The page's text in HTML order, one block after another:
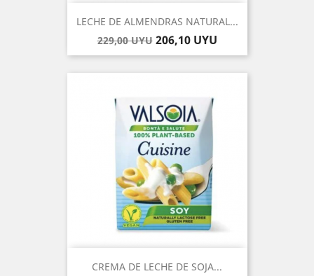
LECHE DE ALMENDRAS NATURAL...
Precio
base
229,00 UYU Precio
206,10 UYU
CREMA DE LECHE DE SOJA...